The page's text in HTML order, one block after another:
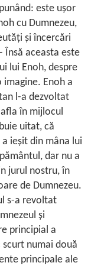
este uşor
cu Dumnezeu,
şi încercări
Însă aceasta este
lui Enoh, despre
Enoh a
l-a dezvoltat
în mijlocul
uitat, că
a ieşit din mâna lui
dar nu a
jurul nostru, în
de Dumnezeu.
s-a revoltat
şi
principial a
numai două
principale ale